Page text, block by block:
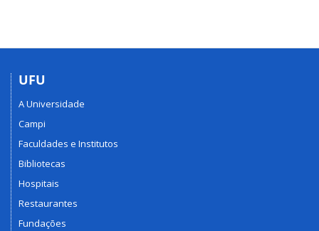
UFU
A Universidade
Campi
Faculdades e Institutos
Bibliotecas
Hospitais
Restaurantes
Fundações